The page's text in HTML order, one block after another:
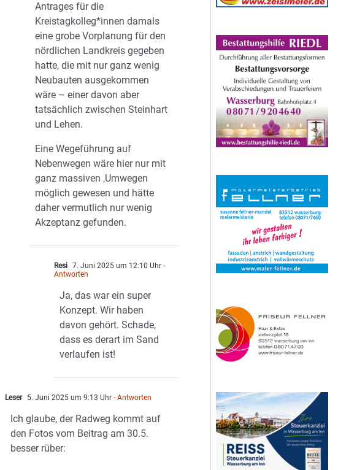
Antrages für die
Kreistagkolleg*innen damals
eine grobe Vorplanung für den
nördlichen Landkreis gegeben
hatte, die mit nur ganz wenig
Neubauten ausgekommen
wäre – einer davon aber
tatsächlich zwischen Steinhart
und Lehen.
Eine Wegeführung auf
Nebenwegen wäre hier nur mit
ganz massiven ‚Umwegen
möglich gewesen und hätte
daher vermutlich nur wenig
Akzeptanz gefunden.
Resi 7. Juni 2025 um 12:10 Uhr -
Antworten
Ja, das war ein super
Konzept. Wir haben
davon gehört. Schade,
dass es derart im Sand
verlaufen ist!
Leser 5. Juni 2025 um 9:13 Uhr - Antworten
Ich glaube, der Radweg kommt auf
den Fotos vom Beitrag am 30.5.
besser rüber: